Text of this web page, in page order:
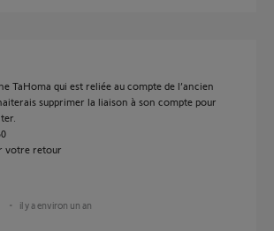
TaHoma qui est reliée au compte de l’ancien
supprimer la liaison à son compte pour
votre retour
il y a environ un an